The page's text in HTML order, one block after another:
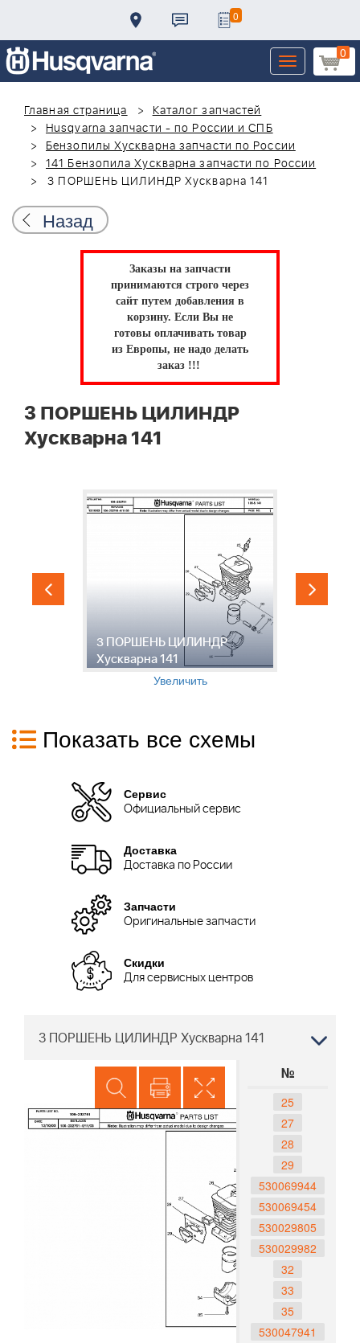
0
0
Toggle
navigation
Главная страница
Каталог запчастей
Husqvarna запчасти - по России и СПБ
Бензопилы Хускварна запчасти по России
141 Бензопила Хускварна запчасти по России
3 ПОРШЕНЬ ЦИЛИНДР Хускварна 141
Назад
Заказы на запчасти
принимаются строго через
сайт путем добавления в
корзину. Если Вы не
готовы оплачивать товар
из Европы, не надо делать
заказ !!!
3 ПОРШЕНЬ ЦИЛИНДР
Хускварна 141
3 ПОРШЕНЬ ЦИЛИНДР
Хускварна 141
Увеличить
Показать все схемы
Сервис
Официальный сервис
Доставка
Доставка по России
Запчасти
Оригинальные запчасти
Скидки
Для сервисных центров
3 ПОРШЕНЬ ЦИЛИНДР Хускварна 141
№
25
27
28
29
530069944
530069454
530029805
530029982
32
33
35
530047941